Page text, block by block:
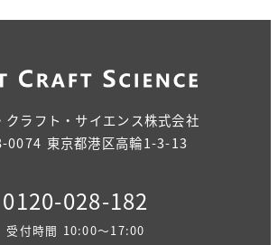
クラフト・サイエンス株式会社
0074 東京都港区高輪1-3-13
0120-028-182
受付時間 10:00～17:00